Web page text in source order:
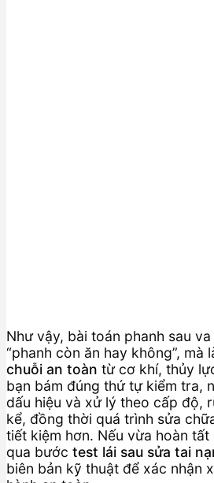
Như vậy, bài toán phanh sau
“phanh còn ăn hay không”, mà
chuỗi an toàn từ cơ khí, thủy
bạn bám đúng thứ tự kiểm tra,
dấu hiệu và xử lý theo cấp độ,
kể, đồng thời quá trình sửa
tiết kiệm hơn. Nếu vừa hoàn
qua bước test lái sau sửa tai
biên bản kỹ thuật để xác nhận